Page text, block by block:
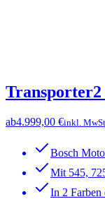
ab4.999,00 €inkl. MwSt
Bosch
Mit 545,
In 2 Farben